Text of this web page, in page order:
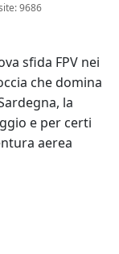
9686
sfida FPV nei
che domina
la
e per certi
aerea